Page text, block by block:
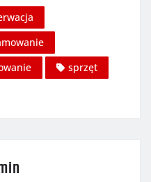
sprzęt